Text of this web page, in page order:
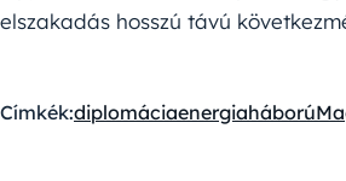
elszakadás hosszú távú
Címkék:diplomáciaenergiaháború